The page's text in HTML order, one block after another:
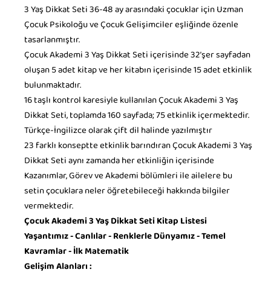
3 Yaş Dikkat Seti 36-48 ay arasındaki çocuklar için Uzman
Çocuk Psikoloğu ve Çocuk Gelişimciler eşliğinde özenle
tasarlanmıştır.
Çocuk Akademi 3 Yaş Dikkat Seti içerisinde 32’şer sayfadan
oluşan 5 adet kitap ve her kitabın içerisinde 15 adet etkinlik
bulunmaktadır.
16 taşlı kontrol karesiyle kullanılan Çocuk Akademi 3 Yaş
Dikkat Seti, toplamda 160 sayfada; 75 etkinlik içermektedir.
Türkçe-İngilizce olarak çift dil halinde yazılmıştır
23 farklı konseptte etkinlik barındıran Çocuk Akademi 3 Yaş
Dikkat Seti aynı zamanda her etkinliğin içerisinde
Kazanımlar, Görev ve Akademi bölümleri ile ailelere bu
setin çocuklara neler öğretebileceği hakkında bilgiler
vermektedir.
Çocuk Akademi 3 Yaş Dikkat Seti Kitap Listesi
Yaşantımız -Canlılar -Renklerle Dünyamız -Temel
Kavramlar -İlk Matematik
Gelişim Alanları :